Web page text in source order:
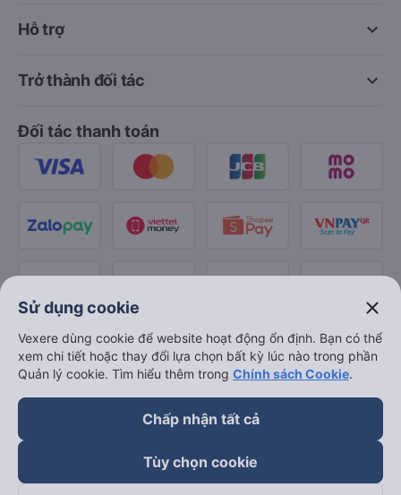
keyboard_arrow_down
Hỗ trợ
keyboard_arrow_down
Trở thành đối tác
Đối tác thanh toán
Sử dụng cookie close
Vexere dùng cookie để website hoạt động ổn định. Bạn có thể
xem chi tiết hoặc thay đổi lựa chọn bất kỳ lúc nào trong phần
Quản lý cookie. Tìm hiểu thêm trong Chính sách Cookie.
Chấp nhận tất cả
Tùy chọn cookie